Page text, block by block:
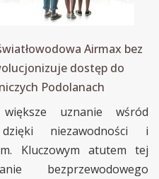
Airmax bez
dostęp do
Podolanach
uznanie wśród
niezawodności i
Kluczowym atutem tej
bezprzewodowego